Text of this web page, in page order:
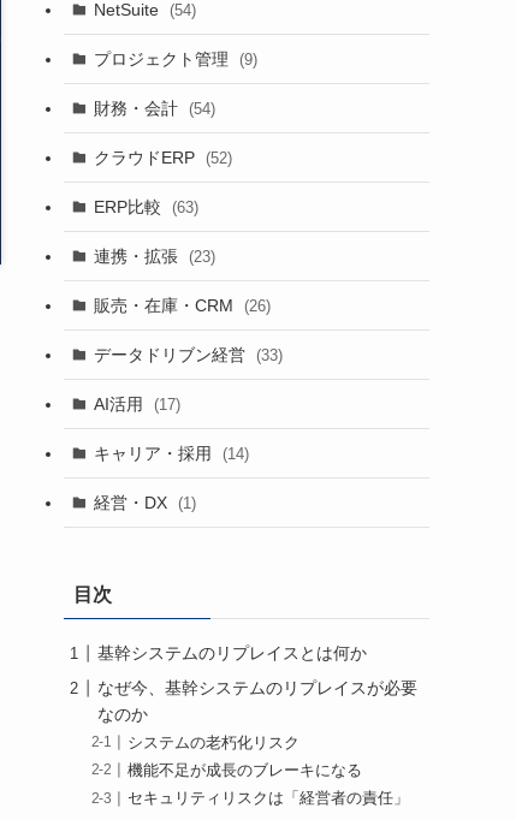
NetSuite (54)
プロジェクト管理 (9)
財務・会計 (54)
クラウドERP (52)
ERP比較 (63)
連携・拡張 (23)
販売・在庫・CRM (26)
データドリブン経営 (33)
AI活用 (17)
キャリア・採用 (14)
経営・DX (1)
目次
基幹システムのリプレイスとは何か
なぜ今、基幹システムのリプレイスが必要
なのか
システムの老朽化リスク
機能不足が成長のブレーキになる
セキュリティリスクは「経営者の責任」